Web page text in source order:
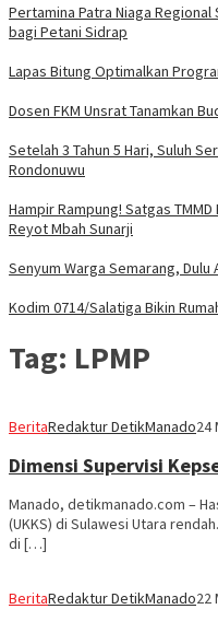
Pertamina Patra Niaga
bagi Petani Sidrap
Lapas Bitung Optimalkan
Dosen FKM Unsrat Tanamkan
Setelah 3 Tahun 5 Hari, Suluh
Rondonuwu
Hampir Rampung! Satgas
Reyot Mbah Sunarji
Senyum Warga Semarang, Dulu
Kodim 0714/Salatiga Bikin
Tag: LPMP
BeritaRedaktur DetikManado24
Dimensi Supervisi
Manado, detikmanado.com –
(UKKS) di Sulawesi Utara
di […]
BeritaRedaktur DetikManado22